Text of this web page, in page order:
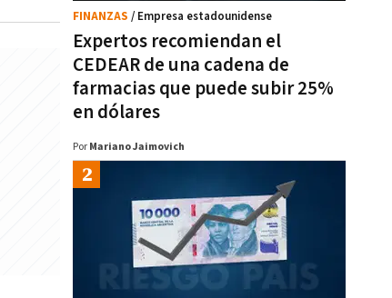
Expertos recomiendan el
CEDEAR de una cadena de
farmacias que puede subir 25%
en dólares
FINANZAS / Empresa estadounidense
Por Mariano Jaimovich